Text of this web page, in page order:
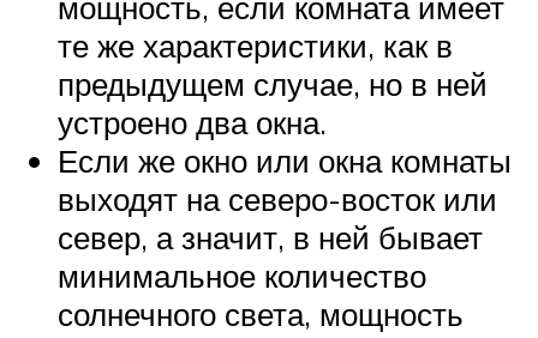
те же характеристики, как в
предыдущем случае, но в ней
устроено два окна.
Если же окно или окна комнаты
выходят на северо-восток или
север, а значит, в ней бывает
минимальное количество
солнечного света, мощность